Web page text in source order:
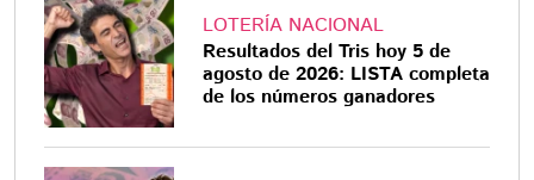
LOTERÍA NACIONAL
Resultados del Tris hoy 5 de
agosto de 2026: LISTA completa
de los números ganadores